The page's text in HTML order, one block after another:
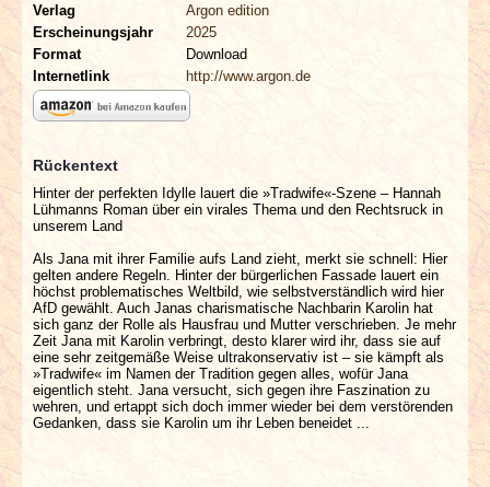
LINKS
ARCHIV
Verlag
Argon edition
Erscheinungsjahr
2025
Format
Download
Internetlink
http://www.argon.de
Rückentext
Hinter der perfekten Idylle lauert die »Tradwife«-Szene – Hannah
Lühmanns Roman über ein virales Thema und den Rechtsruck in
unserem Land
Als Jana mit ihrer Familie aufs Land zieht, merkt sie schnell: Hier
gelten andere Regeln. Hinter der bürgerlichen Fassade lauert ein
höchst problematisches Weltbild, wie selbstverständlich wird hier
AfD gewählt. Auch Janas charismatische Nachbarin Karolin hat
sich ganz der Rolle als Hausfrau und Mutter verschrieben. Je mehr
Zeit Jana mit Karolin verbringt, desto klarer wird ihr, dass sie auf
eine sehr zeitgemäße Weise ultrakonservativ ist – sie kämpft als
»Tradwife« im Namen der Tradition gegen alles, wofür Jana
eigentlich steht. Jana versucht, sich gegen ihre Faszination zu
wehren, und ertappt sich doch immer wieder bei dem verstörenden
Gedanken, dass sie Karolin um ihr Leben beneidet ...